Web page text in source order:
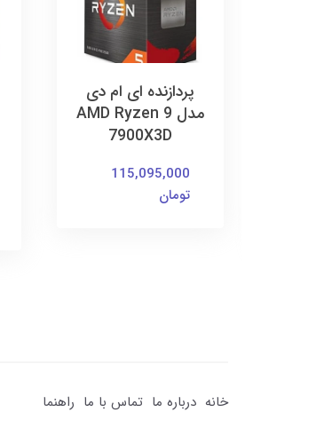
پردازنده ای ام دی
مدل AMD Ryzen 9
7900X3D
115,095,000
تومان
خانه درباره ما تماس با ما راهنما